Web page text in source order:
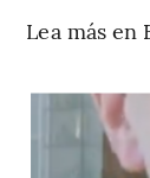
Lea más en